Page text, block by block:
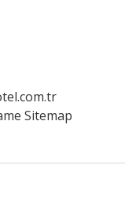
Sitemap